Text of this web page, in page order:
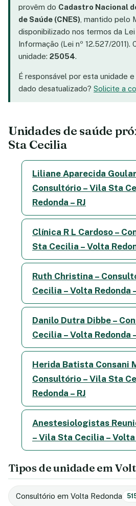
provêm do Cadastro Nacional
de Saúde (CNES) , mantido pelo
disponibilizado nos termos da
Informação (Lei nº 12.527/2011).
unidade: 25054.
É responsável por esta unidade
dado desatualizado? Solicite a
Unidades de saúde
Sta Cecilia
Liliane Aparecida
Consultório – Vila Sta
Redonda – RJ
Clínica R L Cardoso –
Sta Cecilia – Volta
Ruth Christina –
Cecilia – Volta Redonda
Danilo Dutra Dibbe –
Cecilia – Volta Redonda
Herida Batista Consani
Consultório – Vila Sta
Redonda – RJ
Anestesiologistas
– Vila Sta Cecilia – Volta
Tipos de unidade em
Consultório em Volta Redonda